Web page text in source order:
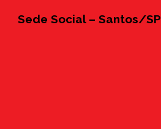
Sede Social – Santos/SP